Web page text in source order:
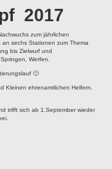
2017
zum jährlichen
sechs Stationen zum Thema
bis Zielwurf und
Werfen.
🙂
Kleinen ehrenamtlichen Helfern.
trifft sich ab 1.September wieder